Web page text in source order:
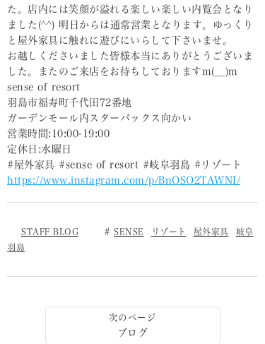
た。店内には笑顔が溢れる楽しい楽しい内覧会となり
ました(^^) 明日からは通常営業となります。ゆっくり
と屋外家具に触れに遊びにいらして下さいませ。
お越しくださいました皆様本当にありがとうございま
した。またのご来店をお待ちしておりますm(__)m
sense of resort
羽島市福寿町千代田72番地
ガーデンモール内スターバックス向かい
営業時間:10:00-19:00
定休日:水曜日
#屋外家具 #sense of resort #岐阜羽島 #リゾート
https://www.instagram.com/p/BnOSO2TAWNI/
STAFF BLOG SENSE リゾート 屋外家具
岐阜
羽島
ブログ